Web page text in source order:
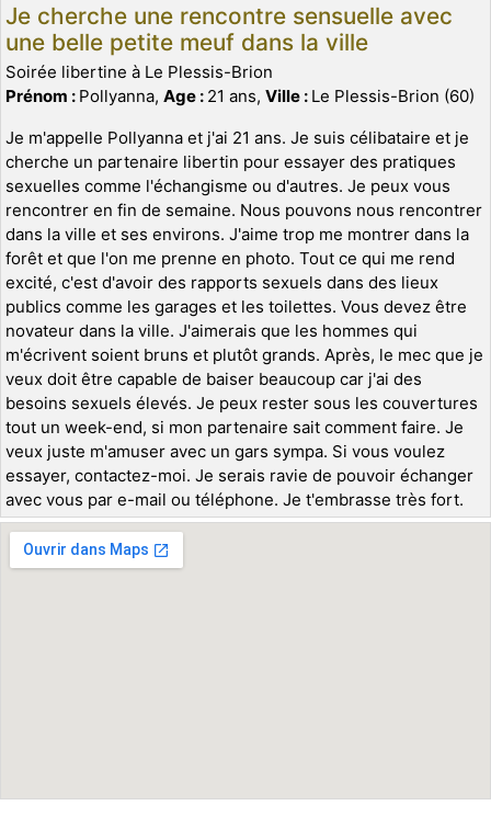
Je cherche une rencontre sensuelle avec
une belle petite meuf dans la ville
Soirée libertine à Le Plessis-Brion
Prénom : Pollyanna, Age : 21 ans, Ville : Le Plessis-Brion (60)
Je m'appelle Pollyanna et j'ai 21 ans. Je suis célibataire et je
cherche un partenaire libertin pour essayer des pratiques
sexuelles comme l'échangisme ou d'autres. Je peux vous
rencontrer en fin de semaine. Nous pouvons nous rencontrer
dans la ville et ses environs. J'aime trop me montrer dans la
forêt et que l'on me prenne en photo. Tout ce qui me rend
excité, c'est d'avoir des rapports sexuels dans des lieux
publics comme les garages et les toilettes. Vous devez être
novateur dans la ville. J'aimerais que les hommes qui
m'écrivent soient bruns et plutôt grands. Après, le mec que je
veux doit être capable de baiser beaucoup car j'ai des
besoins sexuels élevés. Je peux rester sous les couvertures
tout un week-end, si mon partenaire sait comment faire. Je
veux juste m'amuser avec un gars sympa. Si vous voulez
essayer, contactez-moi. Je serais ravie de pouvoir échanger
avec vous par e-mail ou téléphone. Je t'embrasse très fort.